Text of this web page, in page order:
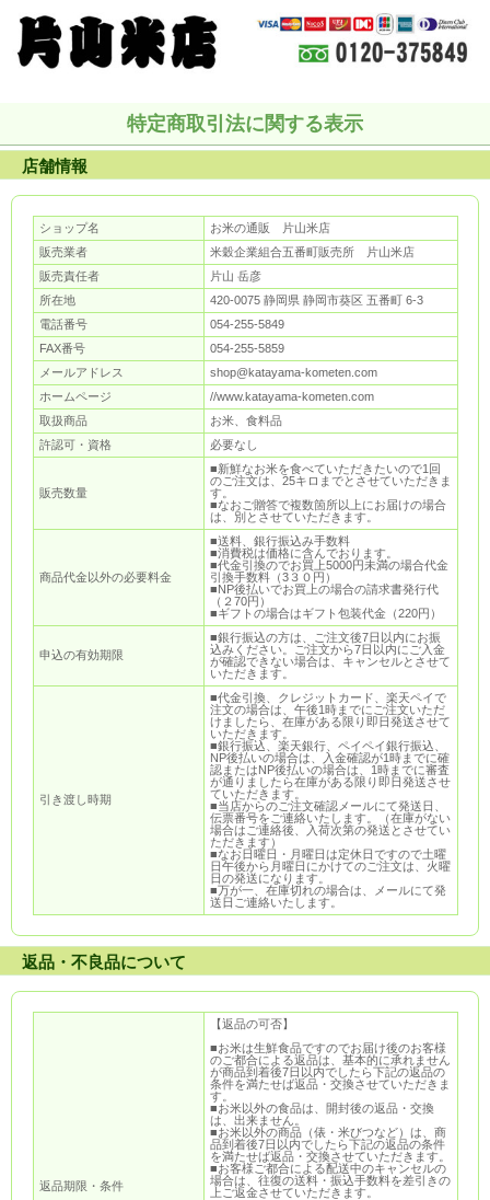
特定商取引法に関する表示
店舗情報
ショップ名
お米の通販 片山米店
販売業者
米穀企業組合五番町販売所 片山米店
販売責任者
片山 岳彦
所在地
420-0075 静岡県 静岡市葵区 五番町 6-3
電話番号
054-255-5849
FAX番号
054-255-5859
メールアドレス
shop@katayama-kometen.com
ホームページ
//www.katayama-kometen.com
取扱商品
お米、食料品
許認可・資格
必要なし
販売数量
■新鮮なお米を食べていただきたいので1回
のご注文は、25キロまでとさせていただきま
す。
■なおご贈答で複数箇所以上にお届けの場合
は、別とさせていただきます。
商品代金以外の必要料金
■送料、銀行振込み手数料
■消費税は価格に含んでおります。
■代金引換のでお買上5000円未満の場合代金
引換手数料（3３０円）
■NP後払いでお買上の場合の請求書発行代
（２70円）
■ギフトの場合はギフト包装代金（220円）
申込の有効期限
■銀行振込の方は、ご注文後7日以内にお振
込みください。ご注文から7日以内にご入金
が確認できない場合は、キャンセルとさせて
いただきます。
引き渡し時期
■代金引換、クレジットカード、楽天ペイで
注文の場合は、午後1時までにご注文いただ
けましたら、在庫がある限り即日発送させて
いただきます。
■銀行振込、楽天銀行、ペイペイ銀行振込、
NP後払いの場合は、入金確認が1時までに確
認またはNP後払いの場合は、1時までに審査
が通りましたら在庫がある限り即日発送させ
ていただきます。
■当店からのご注文確認メールにて発送日、
伝票番号をご連絡いたします。（在庫がない
場合はご連絡後、入荷次第の発送とさせてい
ただきます）
■なお日曜日・月曜日は定休日ですので土曜
日午後から月曜日にかけてのご注文は、火曜
日の発送になります。
■万が一、在庫切れの場合は、メールにて発
送日ご連絡いたします。
返品・不良品について
返品期限・条件
【返品の可否】
■お米は生鮮食品ですのでお届け後のお客様
のご都合による返品は、基本的に承れません
が商品到着後7日以内でしたら下記の返品の
条件を満たせば返品・交換させていただきま
す。
■お米以外の食品は、開封後の返品・交換
は、出来ません。
■お米以外の商品（俵・米びつなど）は、商
品到着後7日以内でしたら下記の返品の条件
を満たせば返品・交換させていただきます。
■お客様ご都合による配送中のキャンセルの
場合は、往復の送料・振込手数料を差引きの
上ご返金させていただきます。